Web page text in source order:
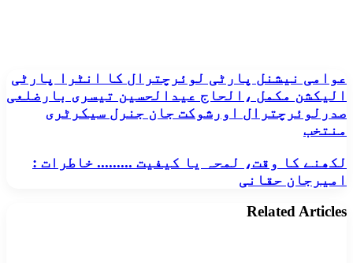
عوامی
نیشنل
پارٹی
لوئرچترال
کا
پارٹی
الیکشن
مکمل
،الحاج
عیدالحسین
عوامی نیشنل پارٹی لوئرچترال کا انٹرا پارٹی
الیکشن مکمل ،الحاج عیدالحسین تیسری بارضلعی
صدرلوئرچترال اورشوکت جان جنرل سیکرٹری
منتخب
لکھنے
کا
وقت،
لمحہ
یا
لکھنے کا وقت، لمحہ یا کیفیت ......... خاطرات :
امیرجان حقانی
Related Articles